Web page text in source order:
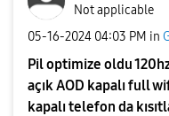
Not applicable
‎05-16-2024 04:03 PM in
Pil optimize oldu
açık AOD kapalı full
kapalı telefon da